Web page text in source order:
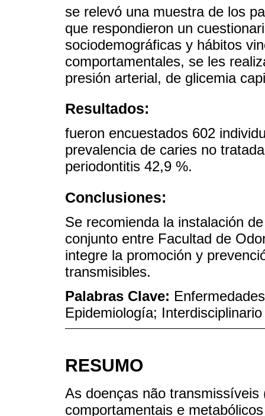
se relevó una muestra de los
que respondieron un
sociodemográficas y hábitos
comportamentales, se les
presión arterial, de glicemia
Resultados:
fueron encuestados 602
prevalencia de caries no
periodontitis 42,9 %.
Conclusiones:
Se recomienda la instalación
conjunto entre Facultad de
integre la promoción y
transmisibles.
Palabras Clave:
Epidemiología; Interdisciplinario
RESUMO
As doenças não
comportamentais e